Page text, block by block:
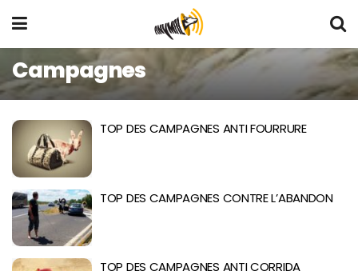
Campagnes
TOP DES CAMPAGNES ANTI FOURRURE
TOP DES CAMPAGNES CONTRE L’ABANDON
TOP DES CAMPAGNES ANTI CORRIDA